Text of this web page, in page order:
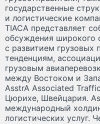
государственные
и логистические
TIACA представляет
обсуждения широкого
с развитием грузовых
тенденциям,
грузовым
между Востоком и
AsstrA Associated
Цюрихе, Швейцария.
международный
логистических услуг.